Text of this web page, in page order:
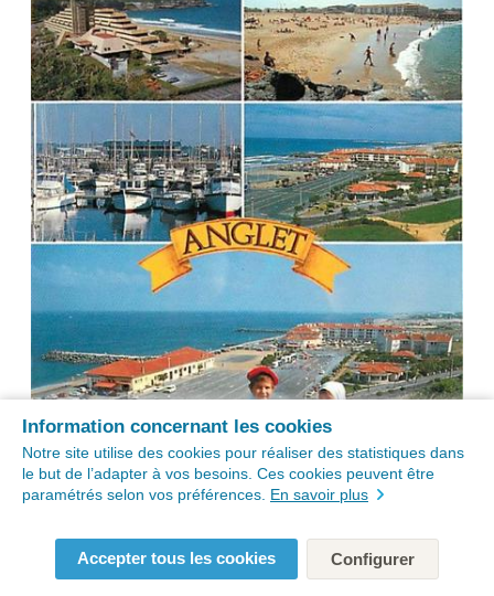
Information concernant les cookies
Notre site utilise des cookies pour réaliser des statistiques dans
le but de l’adapter à vos besoins. Ces cookies peuvent être
paramétrés selon vos préférences. En savoir plus
Accepter tous les cookies Configurer